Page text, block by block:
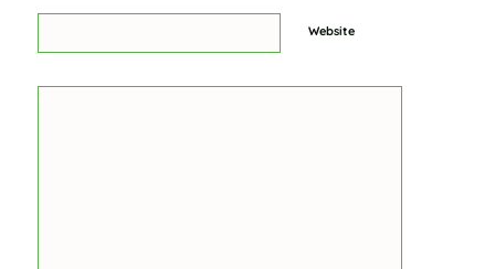
Website